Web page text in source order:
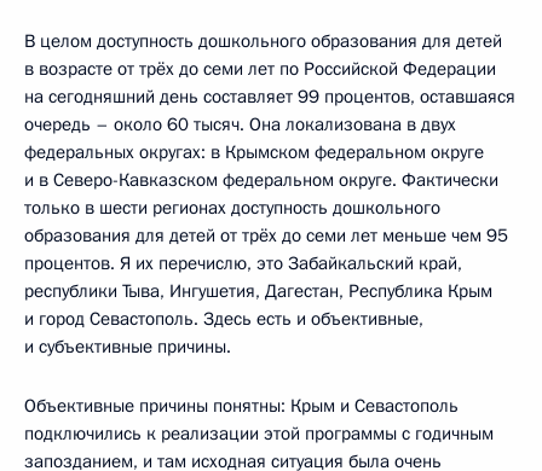
В целом доступность дошкольного образования для детей
в возрасте от трёх до семи лет по Российской Федерации
на сегодняшний день составляет 99 процентов, оставшаяся
очередь – около 60 тысяч. Она локализована в двух
федеральных округах: в Крымском федеральном округе
и в Северо-Кавказском федеральном округе. Фактически
только в шести регионах доступность дошкольного
образования для детей от трёх до семи лет меньше чем 95
процентов. Я их перечислю, это Забайкальский край,
республики Тыва, Ингушетия, Дагестан, Республика Крым
и город Севастополь. Здесь есть и объективные,
и субъективные причины.
Объективные причины понятны: Крым и Севастополь
подключились к реализации этой программы с годичным
запозданием, и там исходная ситуация была очень